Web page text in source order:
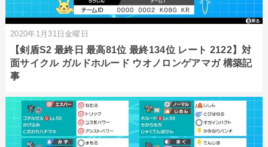
2020年1月31日金曜日
【剣盾S2 最終日 最高81位 最終134位 レート 2122】対
面サイクル ガルドホルード ウオノロンゲアマガ 構築記
事